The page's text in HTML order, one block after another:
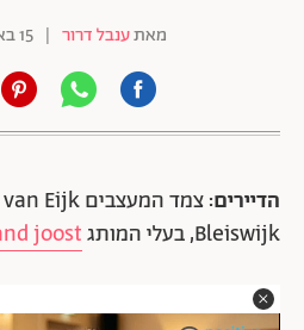
מאתענבל דרור | 15 באוקטובר 2019
הדיירים:
Bleiswijk, בעלי המותג
joost